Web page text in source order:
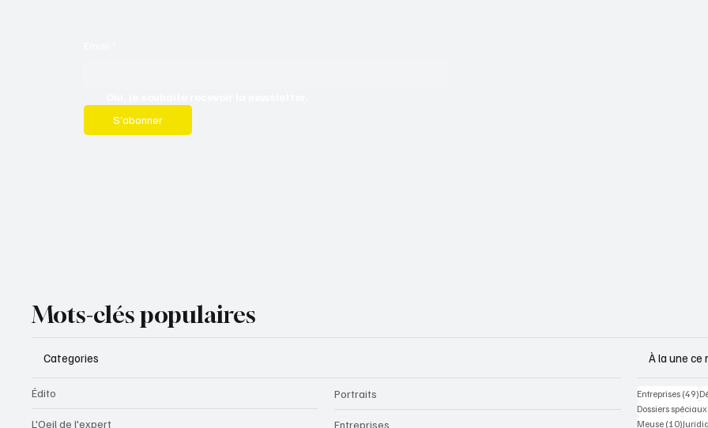
S’abonner
Mots-clés populaires
Categories
Édito
L'Oeil de l'expert
Portraits
Entreprises
À la une ce
Entreprises (49)
Dossiers spéciaux
Meuse (10)10